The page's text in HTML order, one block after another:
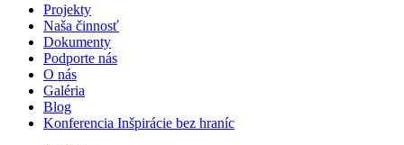
Projekty
Naša činnosť
Dokumenty
Podporte nás
O nás
Galéria
Blog
Konferencia Inšpirácie bez hraníc